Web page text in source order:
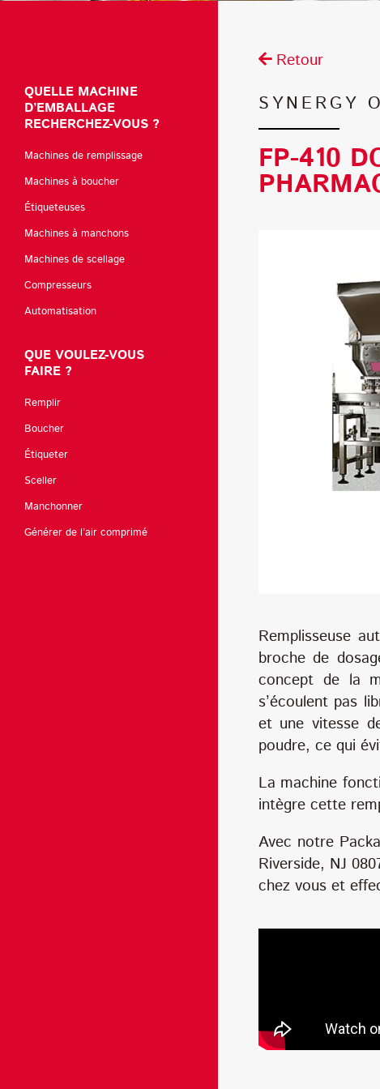
QUELLE MACHINE
D’EMBALLAGE
RECHERCHEZ-VOUS ?
Machines de remplissage
Machines à boucher
Étiqueteuses
Machines à manchons
Machines de scellage
Compresseurs
Automatisation
QUE VOULEZ-VOUS
FAIRE ?
Remplir
Boucher
Étiqueter
Sceller
Manchonner
Générer de l’air comprimé
Retour
SYNERGY
FP-410
Remplisseuse
broche de
concept de la
s’écoulent pas
et une vitesse
poudre, ce qui
La machine
intègre cette
Avec notre
Riverside, NJ
chez vous et